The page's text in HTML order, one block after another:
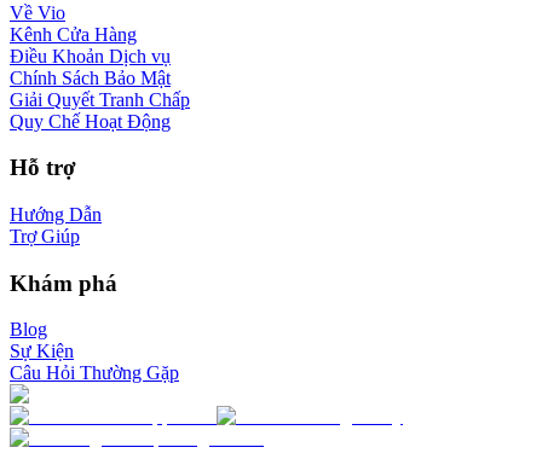
Về Vio
Kênh Cửa Hàng
Điều Khoản Dịch vụ
Chính Sách Bảo Mật
Giải Quyết Tranh Chấp
Quy Chế Hoạt Động
Hỗ trợ
Hướng Dẫn
Trợ Giúp
Khám phá
Blog
Sự Kiện
Câu Hỏi Thường Gặp